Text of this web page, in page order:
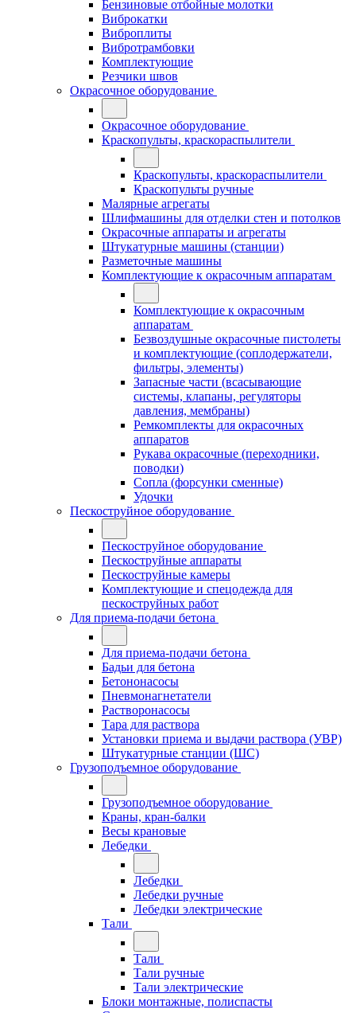
Бензиновые отбойные молотки
Виброкатки
Виброплиты
Вибротрамбовки
Комплектующие
Резчики швов
Окрасочное оборудование
Окрасочное оборудование
Краскопульты, краскораспылители
Краскопульты, краскораспылители
Краскопульты ручные
Малярные агрегаты
Шлифмашины для отделки стен и потолков
Окрасочные аппараты и агрегаты
Штукатурные машины (станции)
Разметочные машины
Комплектующие к окрасочным аппаратам
Комплектующие к окрасочным
аппаратам
Безвоздушные окрасочные пистолеты
и комплектующие (соплодержатели,
фильтры, элементы)
Запасные части (всасывающие
системы, клапаны, регуляторы
давления, мембраны)
Ремкомплекты для окрасочных
аппаратов
Рукава окрасочные (переходники,
поводки)
Сопла (форсунки сменные)
Удочки
Пескоструйное оборудование
Пескоструйное оборудование
Пескоструйные аппараты
Пескоструйные камеры
Комплектующие и спецодежда для
пескоструйных работ
Для приема-подачи бетона
Для приема-подачи бетона
Бадьи для бетона
Бетононасосы
Пневмонагнетатели
Растворонасосы
Тара для раствора
Установки приема и выдачи раствора (УВР)
Штукатурные станции (ШС)
Грузоподъемное оборудование
Грузоподъемное оборудование
Краны, кран-балки
Весы крановые
Лебедки
Лебедки
Лебедки ручные
Лебедки электрические
Тали
Тали
Тали ручные
Тали электрические
Блоки монтажные, полиспасты